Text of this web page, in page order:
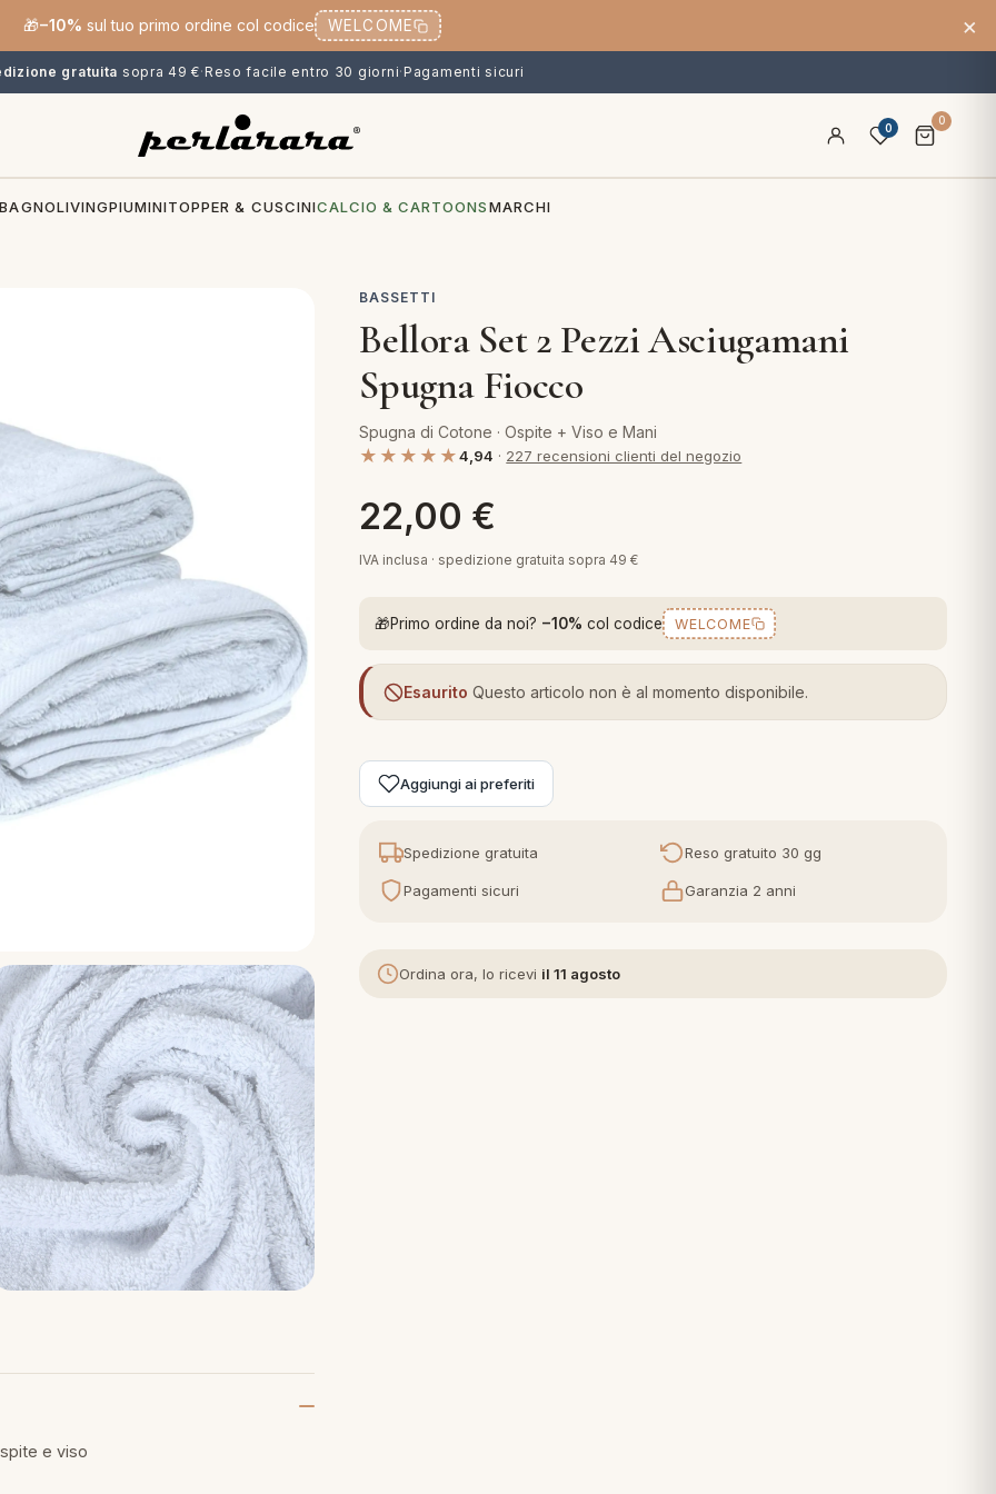
🎁−10% sul tuo primo ordine col codice WELCOME ×
gratuita sopra 49 €·Reso facile entro 30 giorni·Pagamenti sicuri
0
0
BAGNOLIVINGPIUMINITOPPER & CUSCINICALCIO & CARTOONSMARCHI
BASSETTI
Bellora Set 2 Pezzi Asciugamani
Spugna Fiocco
Spugna di Cotone · Ospite + Viso e Mani
★★★★★4,94 · 227 recensioni clienti del negozio
22,00 €
IVA inclusa · spedizione gratuita sopra 49 €
🎁Primo ordine da noi? −10% col codice WELCOME
Esaurito Questo articolo non è al momento disponibile.
Aggiungi ai preferiti
Spedizione gratuita Reso gratuito 30 gg
Pagamenti sicuri Garanzia 2 anni
Ordina ora, lo ricevi il 11 agosto
e viso